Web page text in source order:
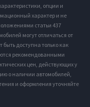
опции и
характер и не
статьи 437
могут отличаться от
доступна только как
рекомендованными
цен, действующих у
о наличии автомобилей,
и оформления уточняйте